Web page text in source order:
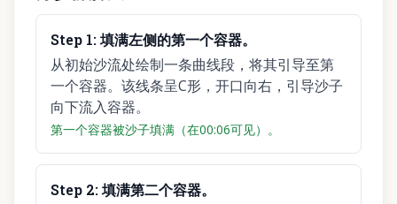
Step 1:填满左侧的第一个容器。
从初始沙流处绘制一条曲线段，将其引导至第
一个容器。该线条呈C形，开口向右，引导沙子
向下流入容器。
第一个容器被沙子填满（在00:06可见）。
Step 2:填满第二个容器。